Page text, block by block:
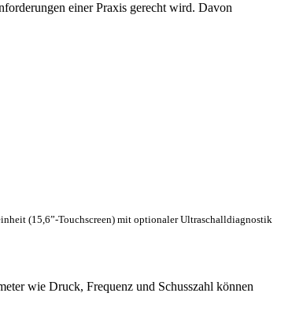
einer Praxis gerecht wird. Davon
(15,6”-Touchscreen) mit optionaler Ultraschalldiagnostik
wie Druck, Frequenz und Schusszahl können